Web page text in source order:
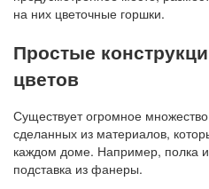
на них цветочные горшки.
Простые
цветов
Существует огромное
сделанных из материалов,
каждом доме. Например, полка
подставка из фанеры.